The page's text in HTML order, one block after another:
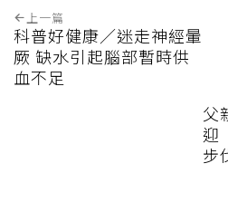
上一篇
科普好健康／迷走神經暈
厥 缺水引起腦部暫時供
血不足
父
迎
步